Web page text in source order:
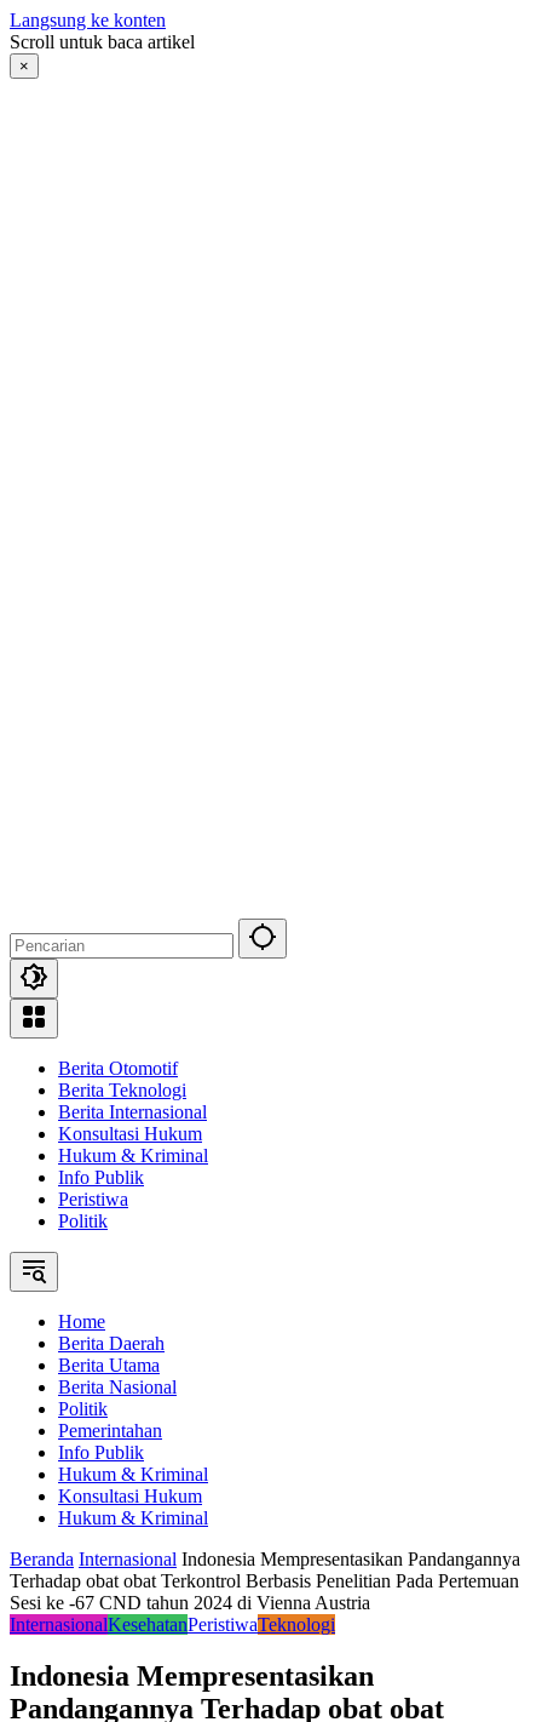
Langsung ke konten
Scroll untuk baca artikel
×
Berita Otomotif
Berita Teknologi
Berita Internasional
Konsultasi Hukum
Hukum & Kriminal
Info Publik
Peristiwa
Politik
Home
Berita Daerah
Berita Utama
Berita Nasional
Politik
Pemerintahan
Info Publik
Hukum & Kriminal
Konsultasi Hukum
Hukum & Kriminal
Beranda Internasional Indonesia Mempresentasikan Pandangannya
Terhadap obat obat Terkontrol Berbasis Penelitian Pada Pertemuan
Sesi ke -67 CND tahun 2024 di Vienna Austria
InternasionalKesehatanPeristiwaTeknologi
Indonesia Mempresentasikan
Pandangannya Terhadap obat obat